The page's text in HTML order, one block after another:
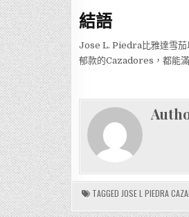
結語
Jose L. Piedra比雅達雪茄
郁款的Cazadores，都能
TAGGED JOSE L PIEDRA